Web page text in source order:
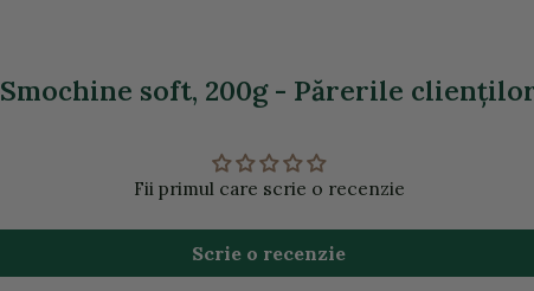
Smochine soft, 200g - Părerile
Fii primul care scrie o recenzie
Scrie o recenzie